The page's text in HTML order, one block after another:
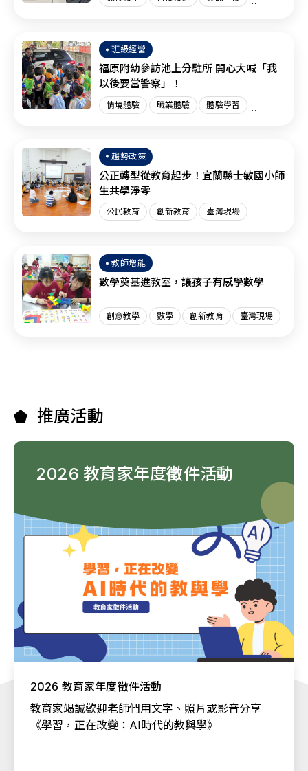
班級經營
福原附幼參訪池上分駐所 開心大喊「我
以後要當警察」！
情境體驗 職業體驗 體驗學習
趨勢政策
公正轉型從教育起步！宜蘭縣士敏國小師
生共學淨零
公民教育 創新教育 臺灣現場
教師增能
數學奠基進教室，讓孩子有感學數學
創意教學 數學 創新教育 臺灣現場
推廣活動
2026 教育家年度徵件活動
2026 教育家年度徵件活動
教育家竭誠歡迎老師們用文字、照片或影音分享
《學習，正在改變：AI時代的教與學》